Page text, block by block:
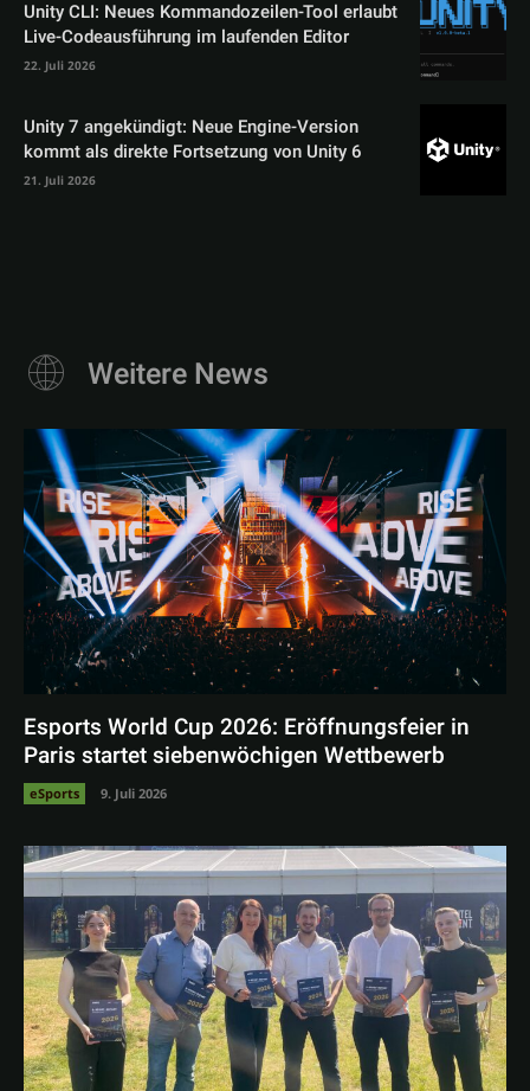
Unity CLI: Neues Kommandozeilen-Tool erlaubt
Live-Codeausführung im laufenden Editor
22. Juli 2026
Unity 7 angekündigt: Neue Engine-Version
kommt als direkte Fortsetzung von Unity 6
21. Juli 2026
Weitere News
Esports World Cup 2026: Eröffnungsfeier in
Paris startet siebenwöchigen Wettbewerb
eSports 9. Juli 2026